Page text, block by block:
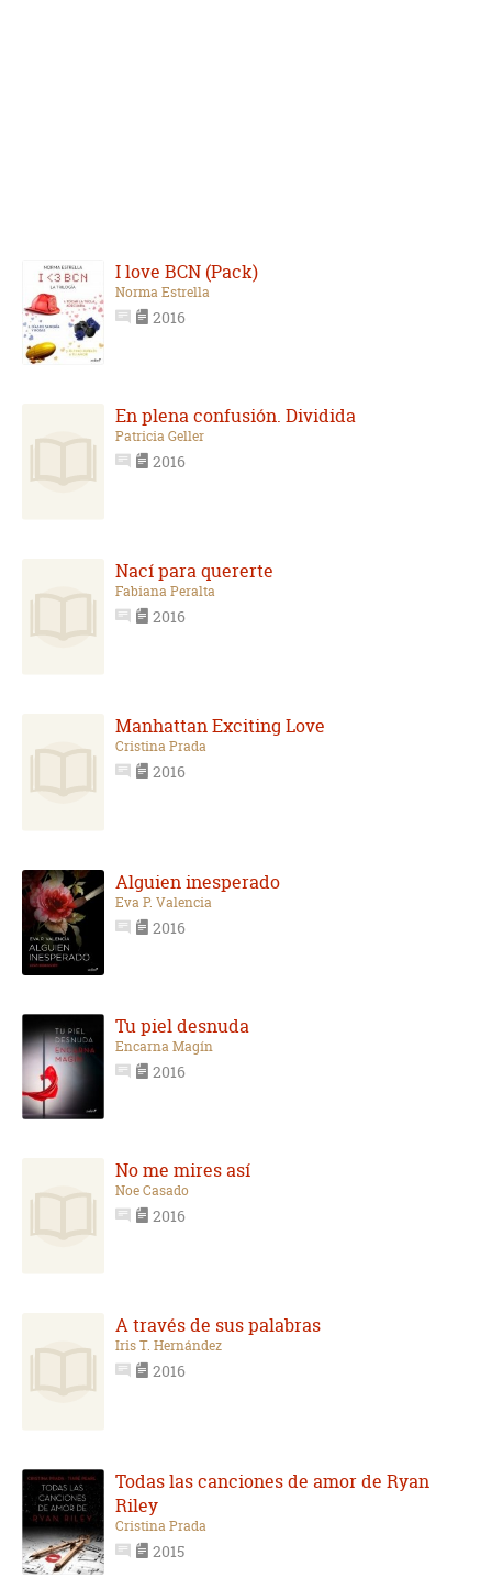
I love BCN (Pack)
Norma Estrella
2016
En plena confusión. Dividida
Patricia Geller
2016
Nací para quererte
Fabiana Peralta
2016
Manhattan Exciting Love
Cristina Prada
2016
Alguien inesperado
Eva P. Valencia
2016
Tu piel desnuda
Encarna Magín
2016
No me mires así
Noe Casado
2016
A través de sus palabras
Iris T. Hernández
2016
Todas las canciones de amor de Ryan
Riley
Cristina Prada
2015